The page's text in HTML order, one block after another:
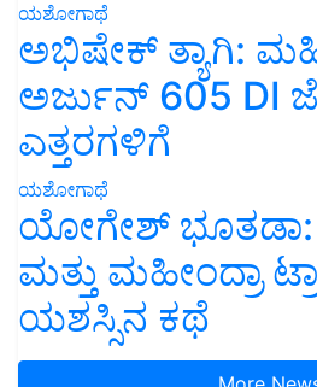
ಯಶೋಗಾಥೆ
ಅಭಿಷೇಕ್ ತ್ಯಾಗಿ:
ಅರ್ಜುನ್ 605 DI
ಎತ್ತರಗಳಿಗೆ
ಯಶೋಗಾಥೆ
ಯೋಗೇಶ್ ಭೂತಡಾ:
ಮತ್ತು ಮಹೀಂದ್ರಾ
ಯಶಸ್ಸಿನ ಕಥೆ